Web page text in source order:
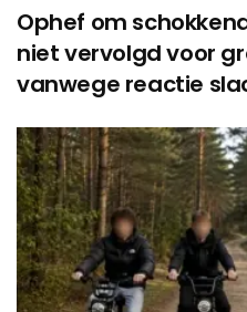
Ophef om
niet vervolgd voor
vanwege reactie